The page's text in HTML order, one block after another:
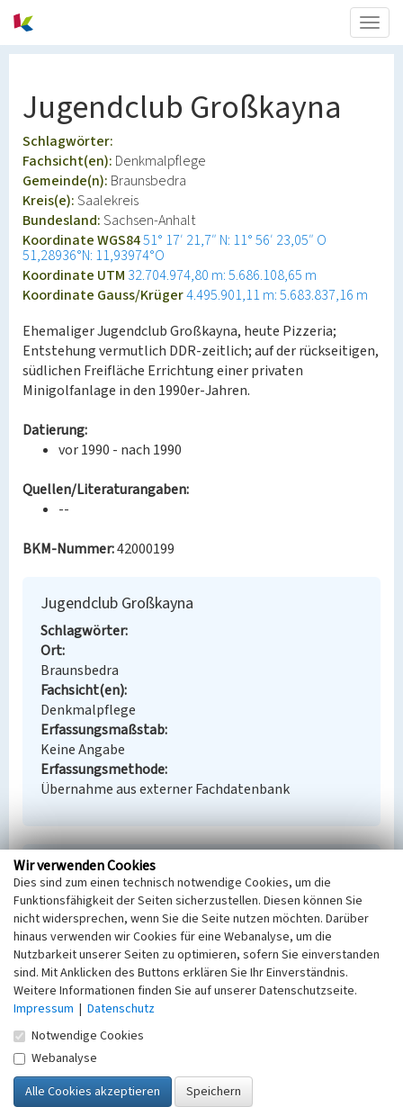
Jugendclub Großkayna
Schlagwörter:
Fachsicht(en): Denkmalpflege
Gemeinde(n): Braunsbedra
Kreis(e):Saalekreis
Bundesland:Sachsen-Anhalt
Koordinate WGS8451° 17′ 21,7″ N: 11° 56′ 23,05″ O
51,28936°N: 11,93974°O
Koordinate UTM 32.704.974,80 m: 5.686.108,65 m
Koordinate Gauss/Krüger4.495.901,11 m: 5.683.837,16 m
Ehemaliger Jugendclub Großkayna, heute Pizzeria;
Entstehung vermutlich DDR-zeitlich; auf der rückseitigen,
südlichen Freifläche Errichtung einer privaten
Minigolfanlage in den 1990er-Jahren.
Datierung:
vor 1990 - nach 1990
Quellen/Literaturangaben:
--
BKM-Nummer:42000199
Jugendclub Großkayna
Schlagwörter
Ort
Braunsbedra
Fachsicht(en)
Denkmalpflege
Erfassungsmaßstab
Keine Angabe
Erfassungsmethode
Übernahme aus externer Fachdatenbank
Empfohlene Zitierweise
Urheberrechtlicher Hinweis
Der hier präsentierte Inhalt steht unter der freien
Lizenz dl-by-de/2.0 (Namensnennung). Die
angezeigten Medien unterliegen möglicherweise
zusätzlichen urheberrechtlichen Bedingungen, die
an diesen ausgewiesen sind.
Empfohlene Zitierweise
„Jugendclub Großkayna”. In: KuLaDig,
Kultur.Landschaft.Digital. URL:
https://www.kuladig.de/Objektansicht/BKM-
42000199(Abgerufen: 9. August 2026)
Wir verwenden Cookies
Dies sind zum einen technisch notwendige Cookies, um die
Funktionsfähigkeit der Seiten sicherzustellen. Diesen können Sie
nicht widersprechen, wenn Sie die Seite nutzen möchten. Darüber
hinaus verwenden wir Cookies für eine Webanalyse, um die
Nutzbarkeit unserer Seiten zu optimieren, sofern Sie einverstanden
sind. Mit Anklicken des Buttons erklären Sie Ihr Einverständnis.
Weitere Informationen finden Sie auf unserer Datenschutzseite.
Impressum | Datenschutz
Notwendige Cookies
Webanalyse